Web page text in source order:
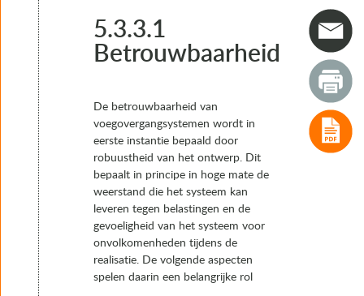
5.1 Inleiding
5.2 Meerkeuzematrix
5.3 De keuzestappen
5.3.2 Stap 2: Toetsing objectspecifieke functie-eisen
5.3.3 Stap 3: RAMS-eisen
5.3.3.1 Betrouwbaarheid
5.3.3.2 Beschikbaarheid
5.3.3.3 Onderhoudbaarheid en vervangbaarheid
5.3.3.4 Veiligheid
5.3.4 Stap 4: Raakvlakeisen
5.3.5 Stap 5: vaststellen projectrandvoorwaarden
5.3.6 Stap 6: Opstellen trade-off analyse en keuze
5.4 Bij aanbestedingen
5.5 Andere objecttypes dan verkeersbruggen
6. Realisatie
5.3.3.1
Betrouwbaarheid
De betrouwbaarheid van
voegovergangsystemen wordt in
eerste instantie bepaald door
robuustheid van het ontwerp. Dit
bepaalt in principe in hoge mate de
weerstand die het systeem kan
leveren tegen belastingen en de
gevoeligheid van het systeem voor
onvolkomenheden tijdens de
realisatie. De volgende aspecten
spelen daarin een belangrijke rol